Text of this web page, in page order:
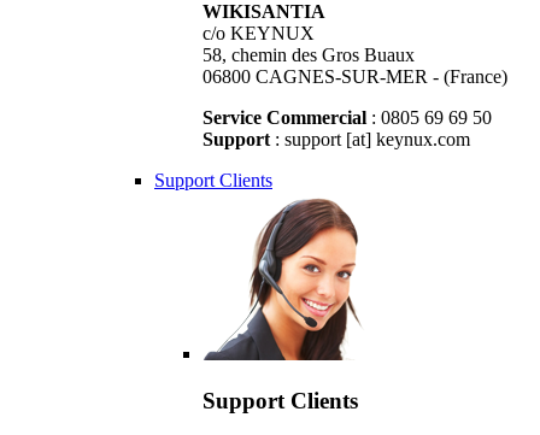
WIKISANTIA
c/o KEYNUX
58, chemin des Gros Buaux
06800 CAGNES-SUR-MER - (France)
Service Commercial : 0805 69 69 50
Support : support [at] keynux.com
Support Clients
Support Clients